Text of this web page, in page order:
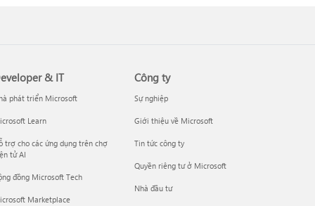
& IT
phát triển Microsoft
Learn
trợ cho các ứng dụng trên chợ
tử AI
đồng Microsoft Tech
Marketplace
Công ty
Sự nghiệp
Giới thiệu về Microsoft
Tin tức công ty
Quyền riêng tư ở Microsoft
Nhà đầu tư